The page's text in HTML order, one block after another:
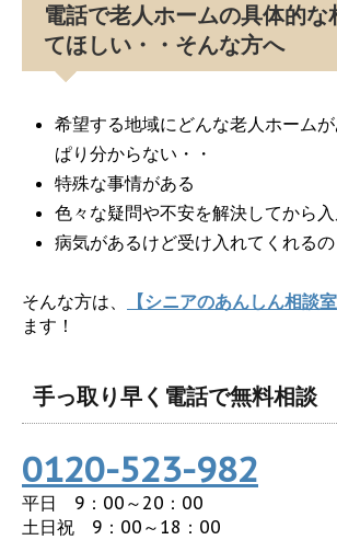
電話で老人ホームの具体的な
てほしい・・そんな方へ
希望する地域にどんな老人ホーム
ぱり分からない・・
特殊な事情がある
色々な疑問や不安を解決してから
病気があるけど受け入れてくれるの
そんな方は、 【シニアのあんしん相談室
ます！
手っ取り早く電話で無料相談
0120-523-982
平日 9：00～20：00
土日祝 9：00～18：00